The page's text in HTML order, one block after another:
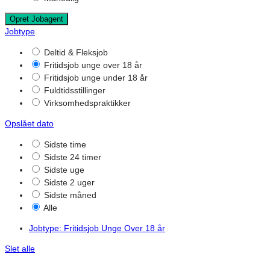
Opret Jobagent
Jobtype
Deltid & Fleksjob
Fritidsjob unge over 18 år
Fritidsjob unge under 18 år
Fuldtidsstillinger
Virksomhedspraktikker
Opslået dato
Sidste time
Sidste 24 timer
Sidste uge
Sidste 2 uger
Sidste måned
Alle
Jobtype: Fritidsjob Unge Over 18 år
Slet alle